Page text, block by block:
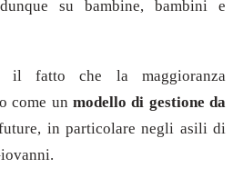
su bambine, bambini e
il fatto che la maggioranza
come un modello di gestione da
in particolare negli asili di